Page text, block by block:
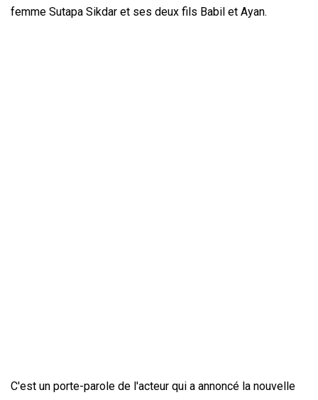
femme Sutapa Sikdar et ses deux fils Babil et Ayan.
C'est un porte-parole de l'acteur qui a annoncé la nouvelle